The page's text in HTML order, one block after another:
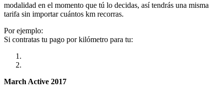
modalidad en el momento que tú lo decidas, así tendrás una misma
tarifa sin importar cuántos km recorras.
Por ejemplo:
Si contratas tu pago por kilómetro para tu:
March Active 2017